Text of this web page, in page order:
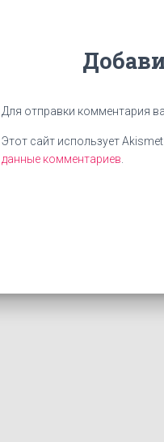
Для отправки комментария
Этот сайт использует
данные комментариев